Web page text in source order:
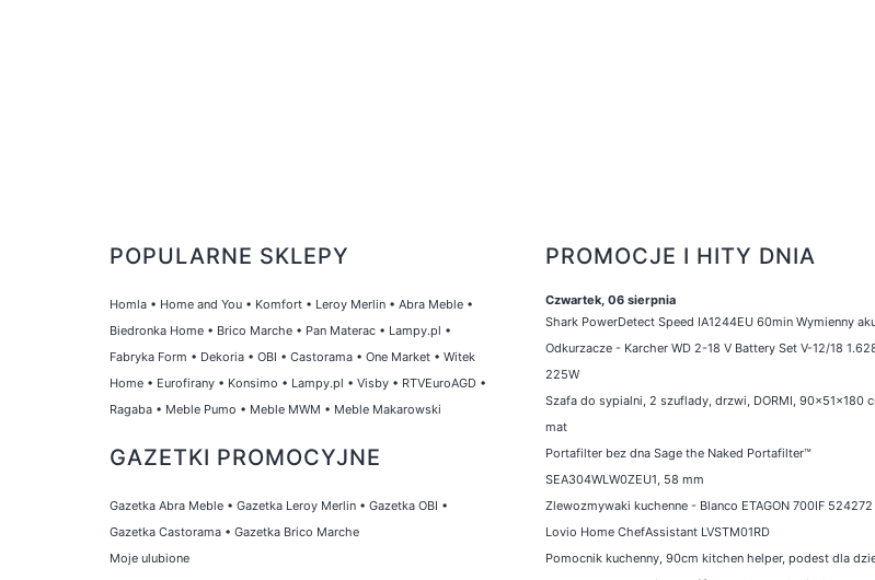
POPULARNE SKLEPY
Homla • Home and You • Komfort • Leroy Merlin • Abra Meble •
Biedronka Home • Brico Marche • Pan Materac • Lampy.pl •
Fabryka Form • Dekoria • OBI • Castorama • One Market • Witek
Home • Eurofirany • Konsimo • Lampy.pl • Visby • RTVEuroAGD •
Ragaba • Meble Pumo • Meble MWM • Meble Makarowski
GAZETKI PROMOCYJNE
Gazetka Abra Meble • Gazetka Leroy Merlin • Gazetka OBI •
Gazetka Castorama • Gazetka Brico Marche
Moje ulubione
PROMOCJE I HITY DNIA
Czwartek, 06 sierpnia
Shark PowerDetect Speed IA1244EU 60min Wymienny
Odkurzacze - Karcher WD 2-18 V Battery Set V-12/18
225W
Szafa do sypialni, 2 szuflady, drzwi, DORMI, 90x51x180
mat
Portafilter bez dna Sage the Naked Portafilter™
SEA304WLW0ZEU1, 58 mm
Zlewozmywaki kuchenne - Blanco ETAGON 700IF
Lovio Home ChefAssistant LVSTM01RD
Pomocnik kuchenny, 90cm kitchen helper, podest dla